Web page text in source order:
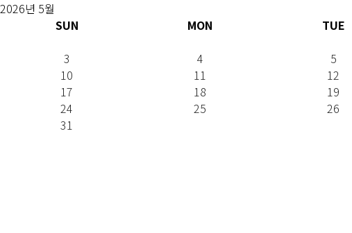
2026년 5월
SUN
MON TUE
3
4 5
10
11 12
17
18 19
24
25 26
31